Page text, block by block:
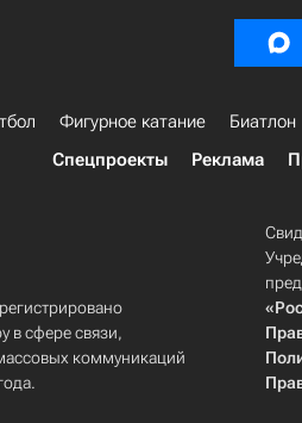
Фигурное катание Биатлон
Спецпроекты
Реклама
в сфере связи,
коммуникаций